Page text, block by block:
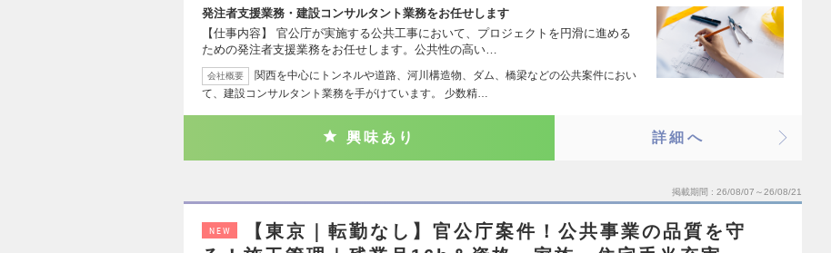
発注者支援業務・建設コンサルタント業務をお任せします
【仕事内容】 官公庁が実施する公共工事において、プロジェクトを円滑に進める
ための発注者支援業務をお任せします。公共性の高い…
会社概要
関西を中心にトンネルや道路、河川構造物、ダム、橋梁などの公共案件におい
て、建設コンサルタント業務を手がけています。 少数精…
興味あり 詳細へ
掲載期間 26/08/07～26/08/21
NEW
【東京｜転勤なし】官公庁案件！公共事業の品質を守